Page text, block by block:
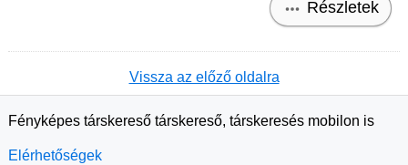
Részletek
Vissza az előző oldalra
Fényképes társkereső társkereső, társkeresés mobilon is
Elérhetőségek